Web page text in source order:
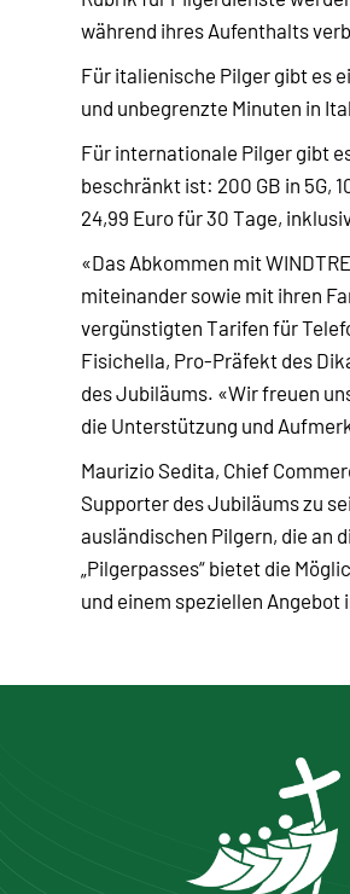
während ihres Aufenthalts
Für italienische Pilger gibt es
und unbegrenzte Minuten in
Für internationale Pilger gibt
beschränkt ist: 200 GB in 5G,
24,99 Euro für 30 Tage,
«Das Abkommen mit
miteinander sowie mit ihren
vergünstigten Tarifen für
Fisichella, Pro-Präfekt des
des Jubiläums. «Wir freuen
die Unterstützung und
Maurizio Sedita, Chief
Supporter des Jubiläums zu
ausländischen Pilgern, die an
„Pilgerpasses“ bietet die
und einem speziellen Angebot